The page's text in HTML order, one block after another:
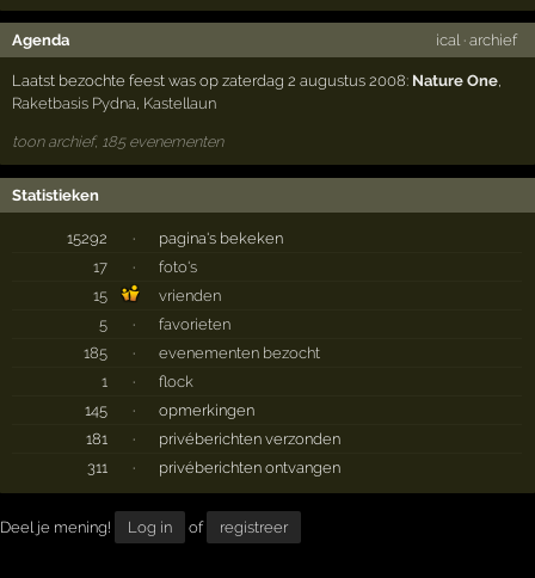
Agenda ical· archief
Laatst bezochte feest was op zaterdag 2 augustus 2008: Nature One,
Raketbasis Pydna, Kastellaun
toon archief, 185 evenementen
Statistieken
15292 ·
pagina's bekeken
17
·
foto's
15
vrienden
5
·
favorieten
185
·
evenementen bezocht
1
·
flock
145
·
opmerkingen
181
·
privéberichten verzonden
311
· privéberichten ontvangen
Deel je mening! Log in of registreer